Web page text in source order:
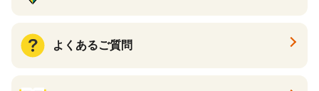
よくあるご質問